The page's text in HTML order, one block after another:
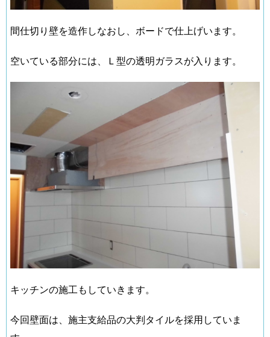
間仕切り壁を造作しなおし、ボードで仕上げいます。
空いている部分には、Ｌ型の透明ガラスが入ります。
キッチンの施工もしていきます。
今回壁面は、施主支給品の大判タイルを採用していま